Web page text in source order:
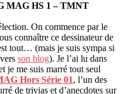
MAG HS 1 – TMNT
On commence par le
connaître ce dessinateur de
tout… (mais je suis sympa si
son blog). Je l’ai lu dans
je me suis marré tout seul
Hors Série 01, l’un des
de trivias et d’anecdotes sur